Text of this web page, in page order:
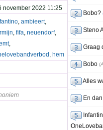
november 2022 11:25
, ambieert,
, fifa, neuendorf,
,
, hem
Bobo?
Steno
Graag
Bobo (
Alles
En